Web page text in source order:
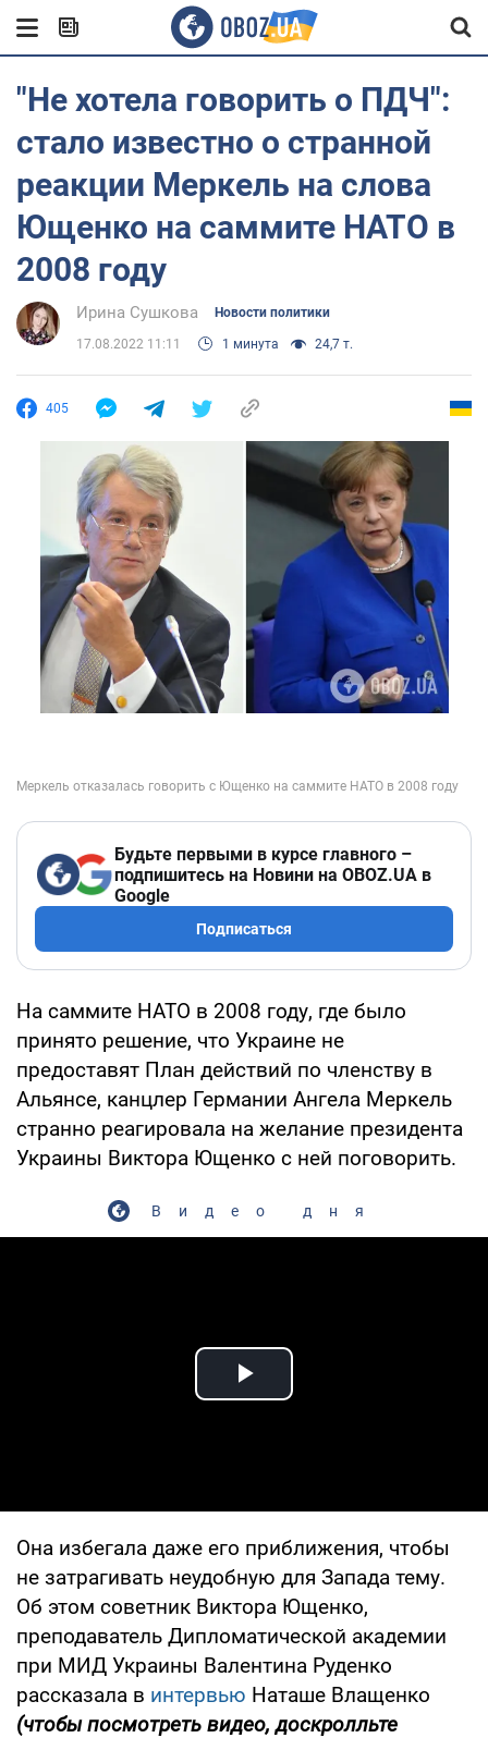
"Не хотела говорить о ПДЧ":
стало известно о странной
реакции Меркель на слова
Ющенко на саммите НАТО в
2008 году
Ирина Сушкова Новости политики
17.08.2022 11:11 1 минута 24,7 т.
405
Будьте первыми в курсе главного –
подпишитесь на Новини на OBOZ.UA в
Google
Подписаться
На саммите НАТО в 2008 году, где было
принято решение, что Украине не
предоставят План действий по членству в
Альянсе, канцлер Германии Ангела Меркель
странно реагировала на желание президента
Украины Виктора Ющенко с ней поговорить.
Видео дня
Play Video
Она избегала даже его приближения, чтобы
не затрагивать неудобную для Запада тему.
Об этом советник Виктора Ющенко,
преподаватель Дипломатической академии
при МИД Украины Валентина Руденко
рассказала в интервью Наташе Влащенко
(чтобы посмотреть видео, доскролльте